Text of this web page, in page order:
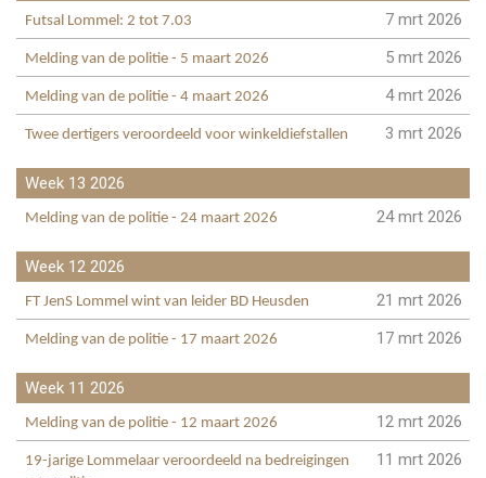
Futsal Lommel: 2 tot 7.03 7 mrt 2026
Melding van de politie - 5 maart 2026 5 mrt 2026
Melding van de politie - 4 maart 2026 4 mrt 2026
Twee dertigers veroordeeld voor winkeldiefstallen 3 mrt 2026
Week 13 2026
Melding van de politie - 24 maart 2026 24 mrt 2026
Week 12 2026
FT JenS Lommel wint van leider BD Heusden 21 mrt 2026
Melding van de politie - 17 maart 2026 17 mrt 2026
Week 11 2026
Melding van de politie - 12 maart 2026 12 mrt 2026
19-jarige Lommelaar veroordeeld na bedreigingen
11 mrt 2026